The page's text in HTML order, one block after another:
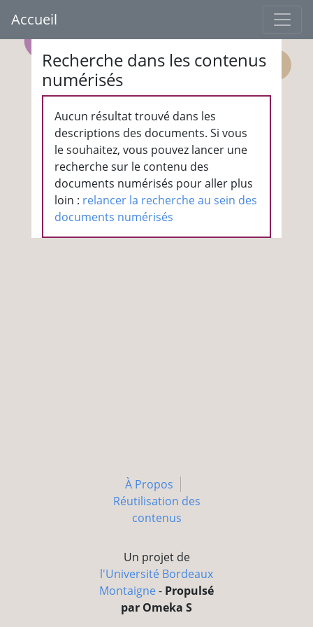
Accueil
Recherche dans les contenus
numérisés
Aucun résultat trouvé dans les
descriptions des documents. Si vous
le souhaitez, vous pouvez lancer une
recherche sur le contenu des
documents numérisés pour aller plus
loin : relancer la recherche au sein des
documents numérisés
À Propos
Réutilisation des
contenus
Un projet de
l'Université Bordeaux
Montaigne - Propulsé
par Omeka S